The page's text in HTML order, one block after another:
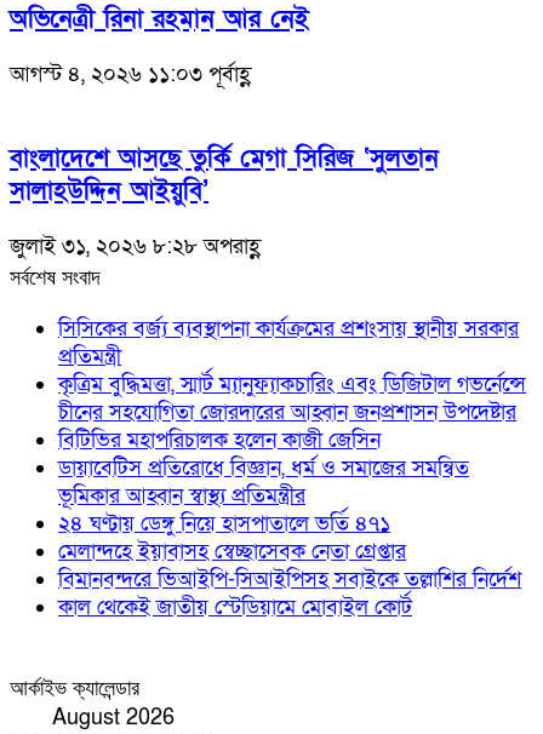
অভিনেত্রী রিনা রহমান আর নেই
আগস্ট ৪, ২০২৬ ১১:০৩ পূর্বাহ্ণ
বাংলাদেশে আসছে তুর্কি মেগা সিরিজ ‘সুলতান
সালাহউদ্দিন আইয়ুবি’
জুলাই ৩১, ২০২৬ ৮:২৮ অপরাহ্ণ
সর্বশেষ সংবাদ
সিসিকের বর্জ্য ব্যবস্থাপনা কার্যক্রমের প্রশংসায় স্থানীয় সরকার
প্রতিমন্ত্রী
কৃত্রিম বুদ্ধিমত্তা, স্মার্ট ম্যানুফ্যাকচারিং এবং ডিজিটাল গভর্নেন্সে
চীনের সহযোগিতা জোরদারের আহ্বান জনপ্রশাসন উপদেষ্টার
বিটিভির মহাপরিচালক হলেন কাজী জেসিন
ডায়াবেটিস প্রতিরোধে বিজ্ঞান, ধর্ম ও সমাজের সমন্বিত
ভূমিকার আহ্বান স্বাস্থ্য প্রতিমন্ত্রীর
২৪ ঘণ্টায় ডেঙ্গু নিয়ে হাসপাতালে ভর্তি ৪৭১
মেলান্দহে ইয়াবাসহ স্বেচ্ছাসেবক নেতা গ্রেপ্তার
বিমানবন্দরে ভিআইপি-সিআইপিসহ সবাইকে তল্লাশির নির্দেশ
কাল থেকেই জাতীয় স্টেডিয়ামে মোবাইল কোর্ট
আর্কাইভ ক্যালেন্ডার
August 2026